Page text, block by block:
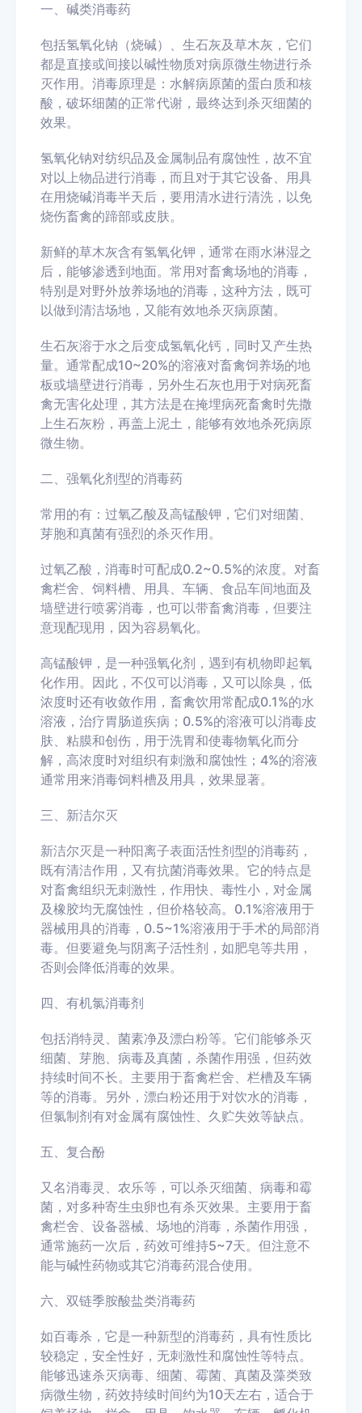
一、碱类消毒药
包括氢氧化钠（烧碱）、生石灰及草木灰，它们
都是直接或间接以碱性物质对病原微生物进行杀
灭作用。消毒原理是：水解病原菌的蛋白质和核
酸，破坏细菌的正常代谢，最终达到杀灭细菌的
效果。
氢氧化钠对纺织品及金属制品有腐蚀性，故不宜
对以上物品进行消毒，而且对于其它设备、用具
在用烧碱消毒半天后，要用清水进行清洗，以免
烧伤畜禽的蹄部或皮肤。
新鲜的草木灰含有氢氧化钾，通常在雨水淋湿之
后，能够渗透到地面。常用对畜禽场地的消毒，
特别是对野外放养场地的消毒，这种方法，既可
以做到清洁场地，又能有效地杀灭病原菌。
生石灰溶于水之后变成氢氧化钙，同时又产生热
量。通常配成10~20%的溶液对畜禽饲养场的地
板或墙壁进行消毒，另外生石灰也用于对病死畜
禽无害化处理，其方法是在掩埋病死畜禽时先撒
上生石灰粉，再盖上泥土，能够有效地杀死病原
微生物。
二、强氧化剂型的消毒药
常用的有：过氧乙酸及高锰酸钾，它们对细菌、
芽胞和真菌有强烈的杀灭作用。
过氧乙酸，消毒时可配成0.2~0.5%的浓度。对畜
禽栏舍、饲料槽、用具、车辆、食品车间地面及
墙壁进行喷雾消毒，也可以带畜禽消毒，但要注
意现配现用，因为容易氧化。
高锰酸钾，是一种强氧化剂，遇到有机物即起氧
化作用。因此，不仅可以消毒，又可以除臭，低
浓度时还有收敛作用，畜禽饮用常配成0.1%的水
溶液，治疗胃肠道疾病；0.5%的溶液可以消毒皮
肤、粘膜和创伤，用于洗胃和使毒物氧化而分
解，高浓度时对组织有刺激和腐蚀性；4%的溶液
通常用来消毒饲料槽及用具，效果显著。
三、新洁尔灭
新洁尔灭是一种阳离子表面活性剂型的消毒药，
既有清洁作用，又有抗菌消毒效果。它的特点是
对畜禽组织无刺激性，作用快、毒性小，对金属
及橡胶均无腐蚀性，但价格较高。0.1%溶液用于
器械用具的消毒，0.5~1%溶液用于手术的局部消
毒。但要避免与阴离子活性剂，如肥皂等共用，
否则会降低消毒的效果。
四、有机氯消毒剂
包括消特灵、菌素净及漂白粉等。它们能够杀灭
细菌、芽胞、病毒及真菌，杀菌作用强，但药效
持续时间不长。主要用于畜禽栏舍、栏槽及车辆
等的消毒。另外，漂白粉还用于对饮水的消毒，
但氯制剂有对金属有腐蚀性、久贮失效等缺点。
五、复合酚
又名消毒灵、农乐等，可以杀灭细菌、病毒和霉
菌，对多种寄生虫卵也有杀灭效果。主要用于畜
禽栏舍、设备器械、场地的消毒，杀菌作用强，
通常施药一次后，药效可维持5~7天。但注意不
能与碱性药物或其它消毒药混合使用。
六、双链季胺酸盐类消毒药
如百毒杀，它是一种新型的消毒药，具有性质比
较稳定，安全性好，无刺激性和腐蚀性等特点。
能够迅速杀灭病毒、细菌、霉菌、真菌及藻类致
病微生物，药效持续时间约为10天左右，适合于